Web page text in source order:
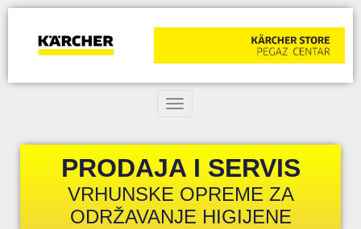
Toggle navigation
PRODAJA I SERVIS
VRHUNSKE OPREME ZA
ODRŽAVANJE HIGIJENE